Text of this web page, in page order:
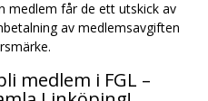
medlem får de ett utskick av
av medlemsavgiften
medlem i FGL –